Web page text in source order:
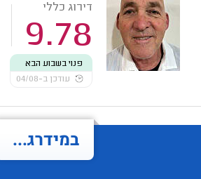
דירוג כללי
9.78
פנוי בשבוע הבא
עודכן ב-04/08
במידרג...